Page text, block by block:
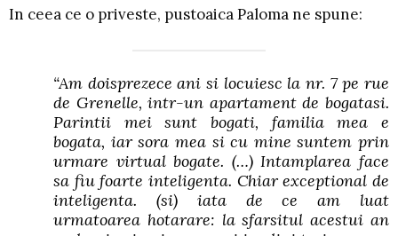
In ceea ce o priveste, pustoaica Paloma ne spune:
“Am doisprezece ani si locuiesc la nr. 7 pe rue
de Grenelle, intr-un apartament de bogatasi.
Parintii mei sunt bogati, familia mea e
bogata, iar sora mea si cu mine suntem prin
urmare virtual bogate. (…) Intamplarea face
sa fiu foarte inteligenta. Chiar exceptional de
inteligenta. (si) iata de ce am luat
urmatoarea hotarare: la sfarsitul acestui an